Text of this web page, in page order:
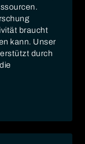
braucht
kann. Unser
durch